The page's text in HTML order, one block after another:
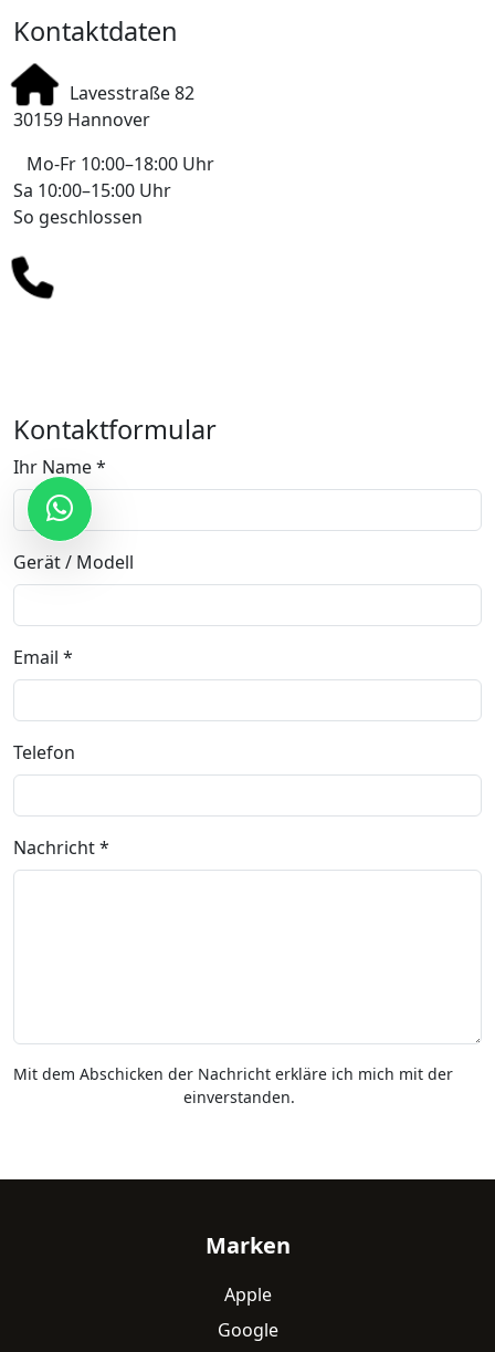
Kontaktdaten
Lavesstraße 82
30159 Hannover
Mo-Fr 10:00–18:00 Uhr
Sa 10:00–15:00 Uhr
So geschlossen
Kontaktformular
Ihr Name *
Gerät / Modell
Email *
Telefon
Nachricht *
Mit dem Abschicken der Nachricht erkläre ich mich mit der
einverstanden.
Marken
Apple
Google